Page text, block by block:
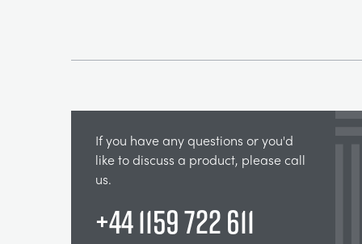
If you have any questions or you'd
like to discuss a product, please call
us.
+44 1159 722 611